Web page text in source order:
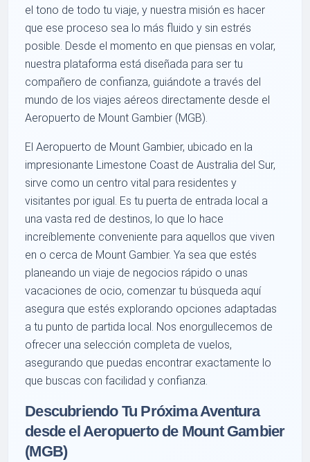
el tono de todo tu viaje, y nuestra misión es hacer
que ese proceso sea lo más fluido y sin estrés
posible. Desde el momento en que piensas en volar,
nuestra plataforma está diseñada para ser tu
compañero de confianza, guiándote a través del
mundo de los viajes aéreos directamente desde el
Aeropuerto de Mount Gambier (MGB).
El Aeropuerto de Mount Gambier, ubicado en la
impresionante Limestone Coast de Australia del Sur,
sirve como un centro vital para residentes y
visitantes por igual. Es tu puerta de entrada local a
una vasta red de destinos, lo que lo hace
increíblemente conveniente para aquellos que viven
en o cerca de Mount Gambier. Ya sea que estés
planeando un viaje de negocios rápido o unas
vacaciones de ocio, comenzar tu búsqueda aquí
asegura que estés explorando opciones adaptadas
a tu punto de partida local. Nos enorgullecemos de
ofrecer una selección completa de vuelos,
asegurando que puedas encontrar exactamente lo
que buscas con facilidad y confianza.
Descubriendo Tu Próxima Aventura
desde el Aeropuerto de Mount Gambier
(MGB)